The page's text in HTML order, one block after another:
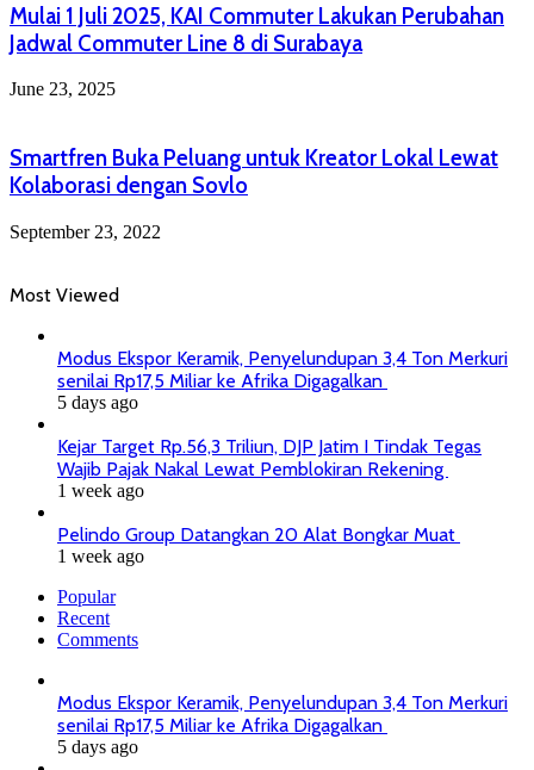
Mulai 1 Juli 2025, KAI Commuter Lakukan Perubahan
Jadwal Commuter Line 8 di Surabaya
June 23, 2025
Smartfren Buka Peluang untuk Kreator Lokal Lewat
Kolaborasi dengan Sovlo
September 23, 2022
Most Viewed
Modus Ekspor Keramik, Penyelundupan 3,4 Ton Merkuri
senilai Rp17,5 Miliar ke Afrika Digagalkan
5 days ago
Kejar Target Rp.56,3 Triliun, DJP Jatim I Tindak Tegas
Wajib Pajak Nakal Lewat Pemblokiran Rekening
1 week ago
Pelindo Group Datangkan 20 Alat Bongkar Muat
1 week ago
Popular
Recent
Comments
Modus Ekspor Keramik, Penyelundupan 3,4 Ton Merkuri
senilai Rp17,5 Miliar ke Afrika Digagalkan
5 days ago